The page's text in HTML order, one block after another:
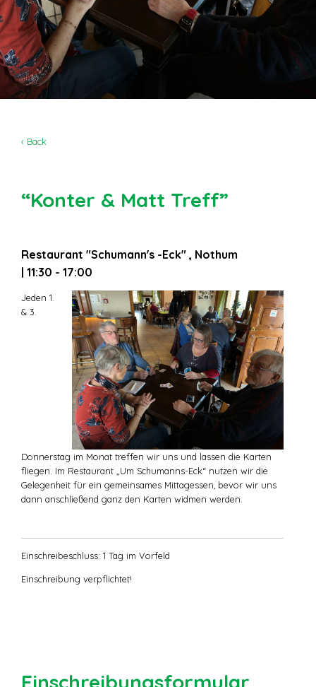
‹ Back
“Konter & Matt Treff”
Restaurant "Schumann's -Eck" , Nothum
| 11:30 - 17:00
Jeden 1.
& 3.
Donnerstag im Monat treffen wir uns und lassen die Karten
fliegen. Im Restaurant „Um Schumanns-Eck“ nutzen wir die
Gelegenheit für ein gemeinsames Mittagessen, bevor wir uns
dann anschließend ganz den Karten widmen werden.
Einschreibeschluss: 1 Tag im Vorfeld
Einschreibung verpflichtet!
Einschreibungsformular